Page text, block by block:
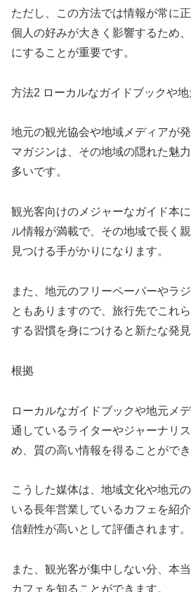
ただし、この方法では情報が常に
個人の好みが大きく影響するため
にすることが重要です。
方法2 ローカルなガイドブックや
地元の観光協会や地域メディアが
マガジンは、その地域の隠れた魅
多いです。
観光客向けのメジャーなガイド本
ル情報が満載で、その地域で長く
見つける手がかりになります。
また、地元のフリーペーパーやラ
ともありますので、旅行先でこれ
する習慣を身につけると新たな発
根拠
ローカルなガイドブックや地元メ
通しているライターやジャーナリ
め、質の高い情報を得ることができ
こうした媒体は、地域文化や地元
いる長年営業しているカフェを紹
信頼性が高いとして評価されます。
また、観光客が集中しない分、本
カフェを知ることができます。